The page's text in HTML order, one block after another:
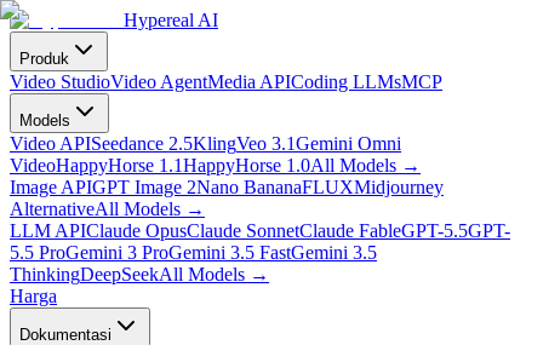
Hypereal AI
Produk
Video StudioVideo AgentMedia APICoding LLMsMCP
Models
Video APISeedance 2.5KlingVeo 3.1Gemini Omni
VideoHappyHorse 1.1HappyHorse 1.0All Models →
Image APIGPT Image 2Nano BananaFLUXMidjourney
AlternativeAll Models →
LLM APIClaude OpusClaude SonnetClaude FableGPT-5.5GPT-
5.5 ProGemini 3 ProGemini 3.5 FastGemini 3.5
ThinkingDeepSeekAll Models →
Harga
Dokumentasi